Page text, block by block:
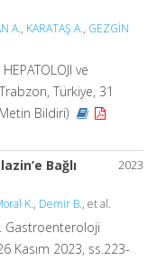
A., KARATAŞ A., GEZGİN
ve
Türkiye, 31
Bildiri)
2023
Bağlı
K., Demir B., et al.
Gastroenteroloji
Kasım 2023, ss.223-